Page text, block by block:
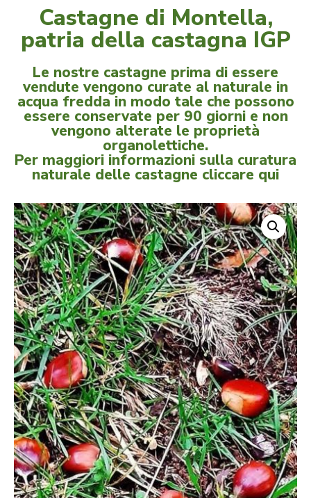
Castagne di Montella,
patria della castagna IGP
Le nostre castagne prima di essere
vendute vengono curate al naturale in
acqua fredda in modo tale che possono
essere conservate per 90 giorni e non
vengono alterate le proprietà
organolettiche.
Per maggiori informazioni sulla curatura
naturale delle castagne cliccare qui